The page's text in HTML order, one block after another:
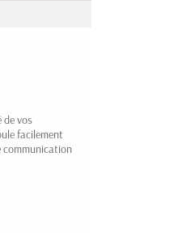
vos
facilement
communication